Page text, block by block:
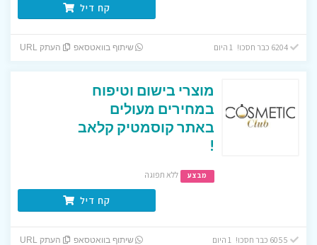
קח דיל
6204 כבר חסכו! 1 היום שיתוף בוואטסאפ העתק URL
מוצרי בישום וטיפוח
במחירים מעולים
באתר קוסמטיק קלאב
!
מבצע ללא תפוגה
קח דיל
שיתוף בוואטסאפ העתק URL